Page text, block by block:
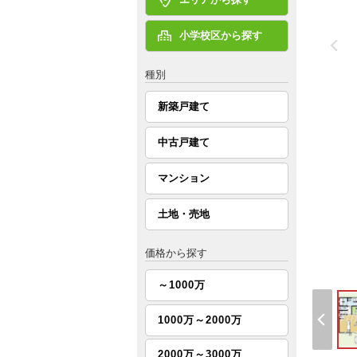
小学校区から探す
種別
新築戸建て
中古戸建て
マンション
土地・売地
価格から探す
～1000万
1000万～2000万
2000万～3000万